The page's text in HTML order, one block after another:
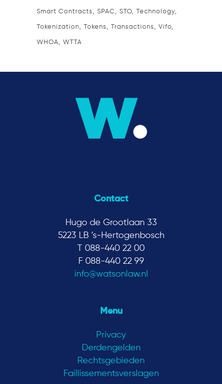
Smart Contracts SPAC STO Technology
Tokenization Tokens Transactions Vifo
WHOA WTTA
Contact
Hugo de Grootlaan 33
5223 LB ‘s-Hertogenbosch
T 088-440 22 00
F 088-440 22 99
info@watsonlaw.nl
Menu
Privacy
Derdengelden
Rechtsgebieden
Faillissementsverslagen